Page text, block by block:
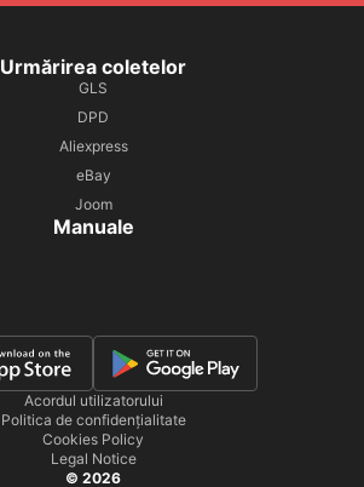
Urmărirea coletelor
GLS
DPD
Aliexpress
eBay
Joom
Manuale
Acordul utilizatorului
Politica de confidențialitate
Cookies Policy
Legal Notice
© 2026